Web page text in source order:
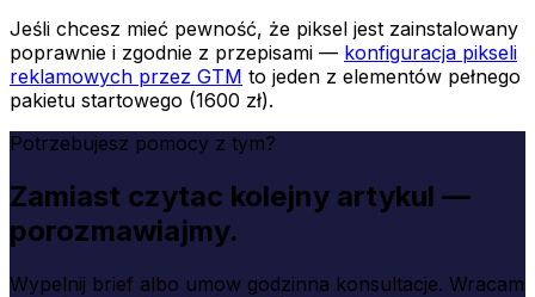
Jeśli chcesz mieć pewność, że piksel jest zainstalowany
poprawnie i zgodnie z przepisami — konfiguracja pikseli
reklamowych przez GTM to jeden z elementów pełnego
pakietu startowego (1600 zł).
Potrzebujesz pomocy z tym?
Zamiast czytac kolejny artykul —
porozmawiajmy.
Wypelnij brief albo umow godzinna konsultacje. Wracam